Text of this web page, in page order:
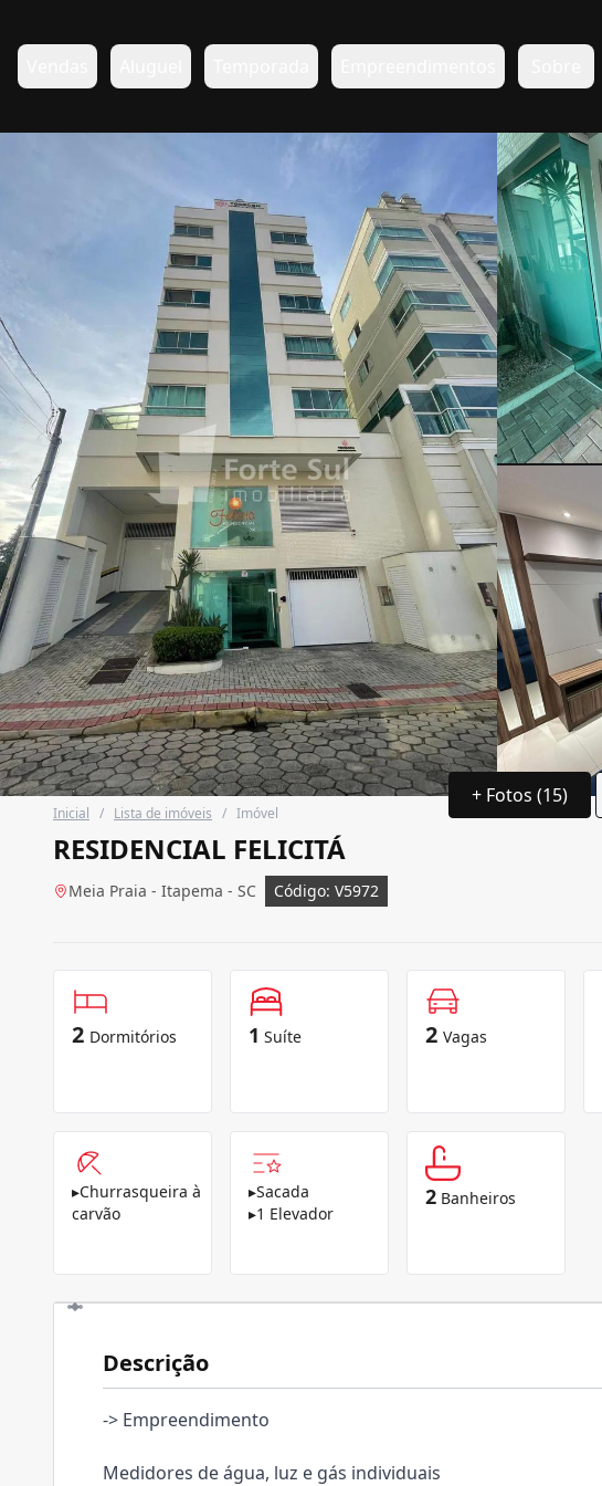
+ Fotos (15)
Inicial / Lista de imóveis / Imóvel
RESIDENCIAL FELICITÁ
Meia Praia - Itapema - SC Código: V5972
2 Dormitórios 1 Suíte 2 Vagas
▸Churrasqueira à
carvão
▸Sacada
▸1 Elevador
2 Banheiros
Descrição
-> Empreendimento
Medidores de água, luz e gás individuais